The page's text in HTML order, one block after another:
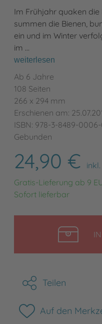
Im Frühjahr quaken
summen die Bienen,
ein und im Winter
im …
weiterlesen
Ab 6 Jahre
108 Seiten
266 x 294 mm
Erschienen am:
ISBN: 978-3-8489-
Gebunden
24,90 €
Gratis-Lieferung ab 9
Sofort lieferbar
Teilen
Auf den